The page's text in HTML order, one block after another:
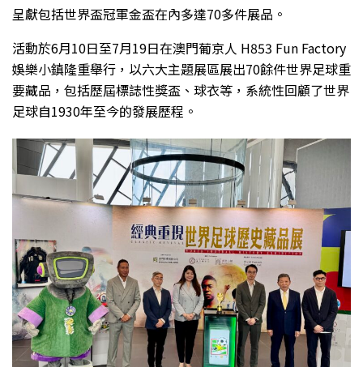
呈獻包括世界盃冠軍金盃在內多達70多件展品。
活動於6月10日至7月19日在澳門葡京人 H853 Fun Factory
娛樂小鎮隆重舉行，以六大主題展區展出70餘件世界足球重
要藏品，包括歷屆標誌性獎盃、球衣等，系統性回顧了世界
足球自1930年至今的發展歷程。